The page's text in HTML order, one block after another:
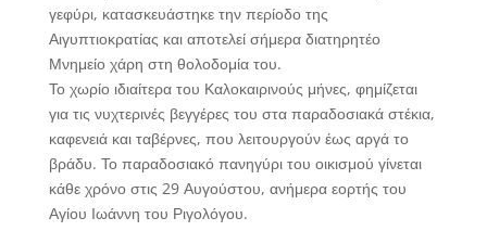
γεφύρι, κατασκευάστηκε την περίοδο της
Αιγυπτιοκρατίας και αποτελεί σήμερα διατηρητέο
Μνημείο χάρη στη θολοδομία του.
Το χωρίο ιδιαίτερα του Καλοκαιρινούς μήνες, φημίζεται
για τις νυχτερινές βεγγέρες του στα παραδοσιακά στέκια,
καφενειά και ταβέρνες, που λειτουργούν έως αργά το
βράδυ. Το παραδοσιακό πανηγύρι του οικισμού γίνεται
κάθε χρόνο στις 29 Αυγούστου, ανήμερα εορτής του
Αγίου Ιωάννη του Ριγολόγου.